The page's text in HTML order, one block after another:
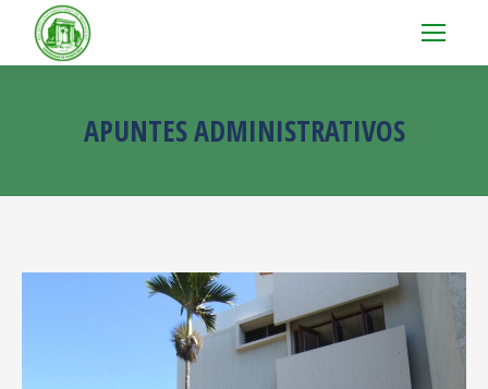
APUNTES ADMINISTRATIVOS